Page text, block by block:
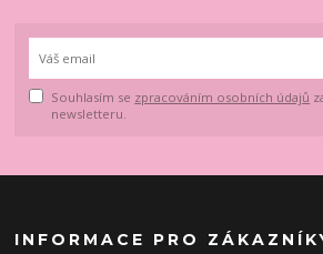
Souhlasím se zpracováním osobních údajů
newsletteru.
INFORMACE PRO